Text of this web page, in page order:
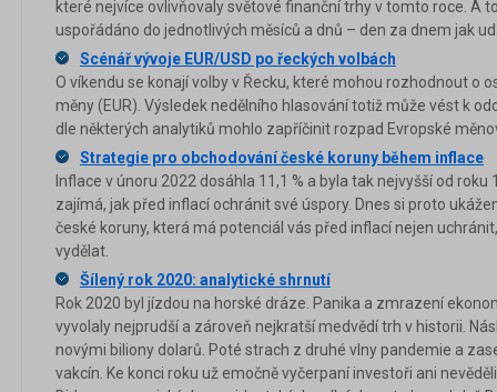
které nejvíce ovlivňovaly světové finanční trhy v tomto roce. A
uspořádáno do jednotlivých měsíců a dnů – den za dnem jak
Scénář vývoje EUR/USD po řeckých volbách
O víkendu se konají volby v Řecku, které mohou rozhodnout o
měny (EUR). Výsledek nedělního hlasování totiž může vést k
dle některých analytiků mohlo zapříčinit rozpad Evropské
Strategie pro obchodování české koruny během inflace
Inflace v únoru 2022 dosáhla 11,1 % a byla tak nejvyšší od roku
zajímá, jak před inflací ochránit své úspory. Dnes si proto
české koruny, která má potenciál vás před inflací nejen
vydělat.
Šílený rok 2020: analytické shrnutí
Rok 2020 byl jízdou na horské dráze. Panika a zmrazení
vyvolaly nejprudší a zároveň nejkratší medvědí trh v historii.
novými biliony dolarů. Poté strach z druhé vlny pandemie a
vakcín. Ke konci roku už emočně vyčerpaní investoři ani